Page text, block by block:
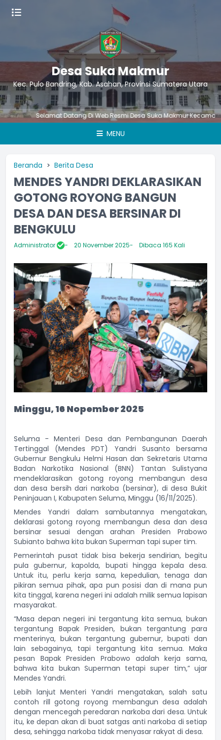
Desa Suka Makmur
Kec. Pulo Bandring, Kab. Asahan, Provinsi Sumatera Utara
Selamat Datang Di Web Resmi Desa Suka Makmur Kecamatan
MENU
Beranda Berita Desa
MENDES YANDRI DEKLARASIKAN
GOTONG ROYONG BANGUN
DESA DAN DESA BERSINAR DI
BENGKULU
Administrator 20 November 2025 Dibaca 165 Kali
Minggu, 16 Nopember 2025
Seluma - Menteri Desa dan Pembangunan Daerah
Tertinggal (Mendes PDT) Yandri Susanto bersama
Gubernur Bengkulu Helmi Hasan dan Sekretaris Utama
Badan Narkotika Nasional (BNN) Tantan Sulistyana
mendeklarasikan gotong royong membangun desa
dan desa bersih dari narkoba (bersinar), di desa Bukit
Peninjauan I, Kabupaten Seluma, Minggu (16/11/2025).
Mendes Yandri dalam sambutannya mengatakan,
deklarasi gotong royong membangun desa dan desa
bersinar sesuai dengan arahan Presiden Prabowo
Subianto bahwa kita bukan Superman tapi super tim.
Pemerintah pusat tidak bisa bekerja sendirian, begitu
pula gubernur, kapolda, bupati hingga kepala desa.
Untuk itu, perlu kerja sama, kepedulian, tenaga dan
pikiran semua pihak, apa pun posisi dan di mana pun
kita tinggal, karena negeri ini adalah milik semua lapisan
masyarakat.
“Masa depan negeri ini tergantung kita semua, bukan
tergantung Bapak Presiden, bukan tergantung para
menterinya, bukan tergantung gubernur, bupati dan
lain sebagainya, tapi tergantung kita semua. Maka
pesan Bapak Presiden Prabowo adalah kerja sama,
bahwa kita bukan Superman tetapi super tim,” ujar
Mendes Yandri.
Lebih lanjut Menteri Yandri mengatakan, salah satu
contoh rill gotong royong membangun desa adalah
dengan mencegah peredaran narkoba dari desa. Untuk
itu, ke depan akan di buat satgas anti narkoba di setiap
desa, sehingga narkoba tidak menyasar rakyat di desa.